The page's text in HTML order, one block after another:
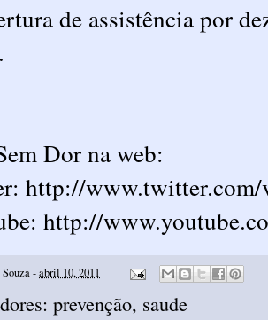
de assistência por
Dor na web:
http://www.twitter.com/
http://
-abril 10, 2011
prevenção, saude